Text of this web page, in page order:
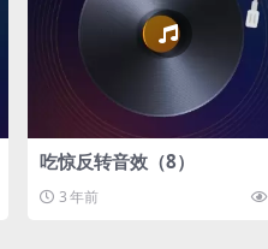
吃惊反转音效（8）
3 年前